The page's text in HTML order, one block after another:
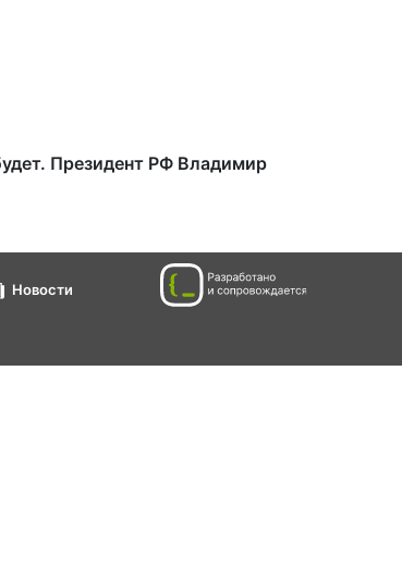
Президент РФ Владимир
Новости